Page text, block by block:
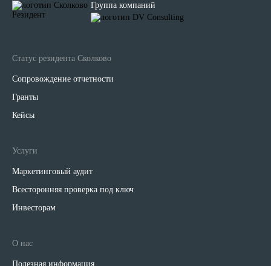
Группа компаний
Статус резидента Сколково
Сопровождение отчетности
Гранты
Кейсы
Услуги
Маркетинговый аудит
Всесторонняя проверка под ключ
Инвесторам
О нас
Полезная информация